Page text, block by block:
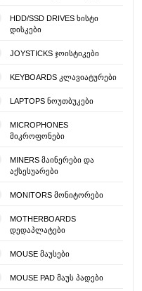
HDD/SSD DRIVES ᲮᲘᲡᲢᲘ
ᲓᲘᲡᲙᲔᲑᲘ
JOYSTICKS ᲯᲝᲘᲡᲢᲘᲙᲔᲑᲘ
KEYBOARDS ᲙᲚᲐᲕᲘᲐᲢᲣᲠᲔᲑᲘ
LAPTOPS ᲜᲝᲣᲗᲑᲣᲙᲔᲑᲘ
MICROPHONES
ᲛᲘᲙᲠᲝᲤᲝᲜᲔᲑᲘ
MINERS ᲛᲐᲘᲜᲔᲠᲔᲑᲘ ᲓᲐ
ᲐᲥᲡᲔᲡᲣᲐᲠᲔᲑᲘ
MONITORS ᲛᲝᲜᲘᲢᲝᲠᲔᲑᲘ
MOTHERBOARDS
ᲓᲔᲓᲐᲞᲚᲐᲢᲔᲑᲘ
MOUSE ᲛᲐᲣᲡᲔᲑᲘ
MOUSE PAD ᲛᲐᲣᲡ ᲞᲐᲓᲔᲑᲘ